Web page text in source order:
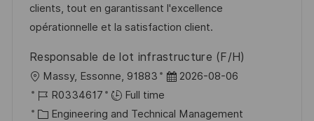
e
y
clients, tout en garantissant l'excellence
opérationnelle et la satisfaction client.
Responsable de lot infrastructure (F/H)
L
o
c
Massy, Essonne, 91883
P
s
2026-08-06
J
o
R0334617
Full time
C Engineering and Technical Management